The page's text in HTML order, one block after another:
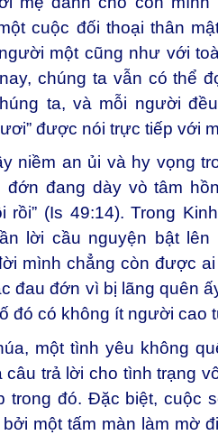
cuộc đối thoại thân
một cũng như với
chúng ta vẫn có thể
ta, và mỗi người
được nói trực tiếp với
niềm an ủi và hy vọng
đớn đang dày vò tâm
(Is 49:14). Trong
lời cầu nguyện bật
mình chẳng còn được
đau đớn vì bị lãng quên
đó có không ít người cao
một tình yêu không
câu trả lời cho tình trạng
trong đó. Đặc biệt, cuộc
một tấm màn làm mờ